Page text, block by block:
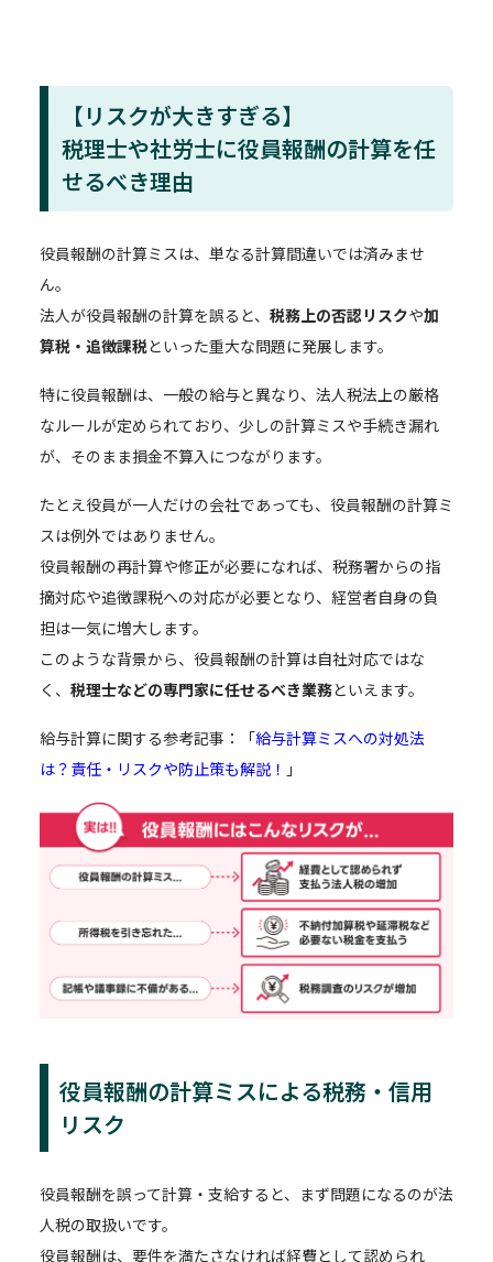
【リスクが大きすぎる】
税理士や社労士に役員報酬の計算を任
せるべき理由
役員報酬の計算ミスは、単なる計算間違いでは済みませ
ん。
法人が役員報酬の計算を誤ると、 税務上の否認リスクや加
算税・追徴課税といった重大な問題に発展します。
特に役員報酬は、一般の給与と異なり、法人税法上の厳格
なルールが定められており、少しの計算ミスや手続き漏れ
が、そのまま損金不算入につながります。
たとえ役員が一人だけの会社であっても、役員報酬の計算ミ
スは例外ではありません。
役員報酬の再計算や修正が必要になれば、税務署からの指
摘対応や追徴課税への対応が必要となり、経営者自身の負
担は一気に増大します。
このような背景から、役員報酬の計算は自社対応ではな
く、 税理士などの専門家に任せるべき業務といえます。
給与計算に関する参考記事：「給与計算ミスへの対処法
は？責任・リスクや防止策も解説！ 」
役員報酬の計算ミスによる税務・信用
リスク
役員報酬を誤って計算・支給すると、まず問題になるのが法
人税の取扱いです。
役員報酬は、要件を満たさなければ経費として認められ